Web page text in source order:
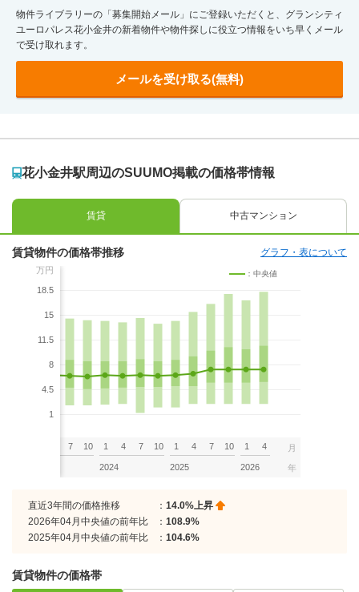
物件ライブラリーの「募集開始メール」にご登録いただくと、グランシティ
ユーロパレス花小金井の新着物件や物件探しに役立つ情報をいち早くメール
で受け取れます。
メールを受け取る(無料)
花小金井駅周辺のSUUMO掲載の価格帯情報
賃貸 中古マンション
賃貸物件の価格帯推移 グラフ・表について
万円
18.5
15
11.5
8
4.5
1
：中央値
7 10 1 4 7 10
2024
1 4 7 10
2025
1 4
2026
月
年
直近3年間の価格推移 ： 14.0%上昇
2026年04月中央値の前年比
： 108.9%
2025年04月中央値の前年比
： 104.6%
賃貸物件の価格帯